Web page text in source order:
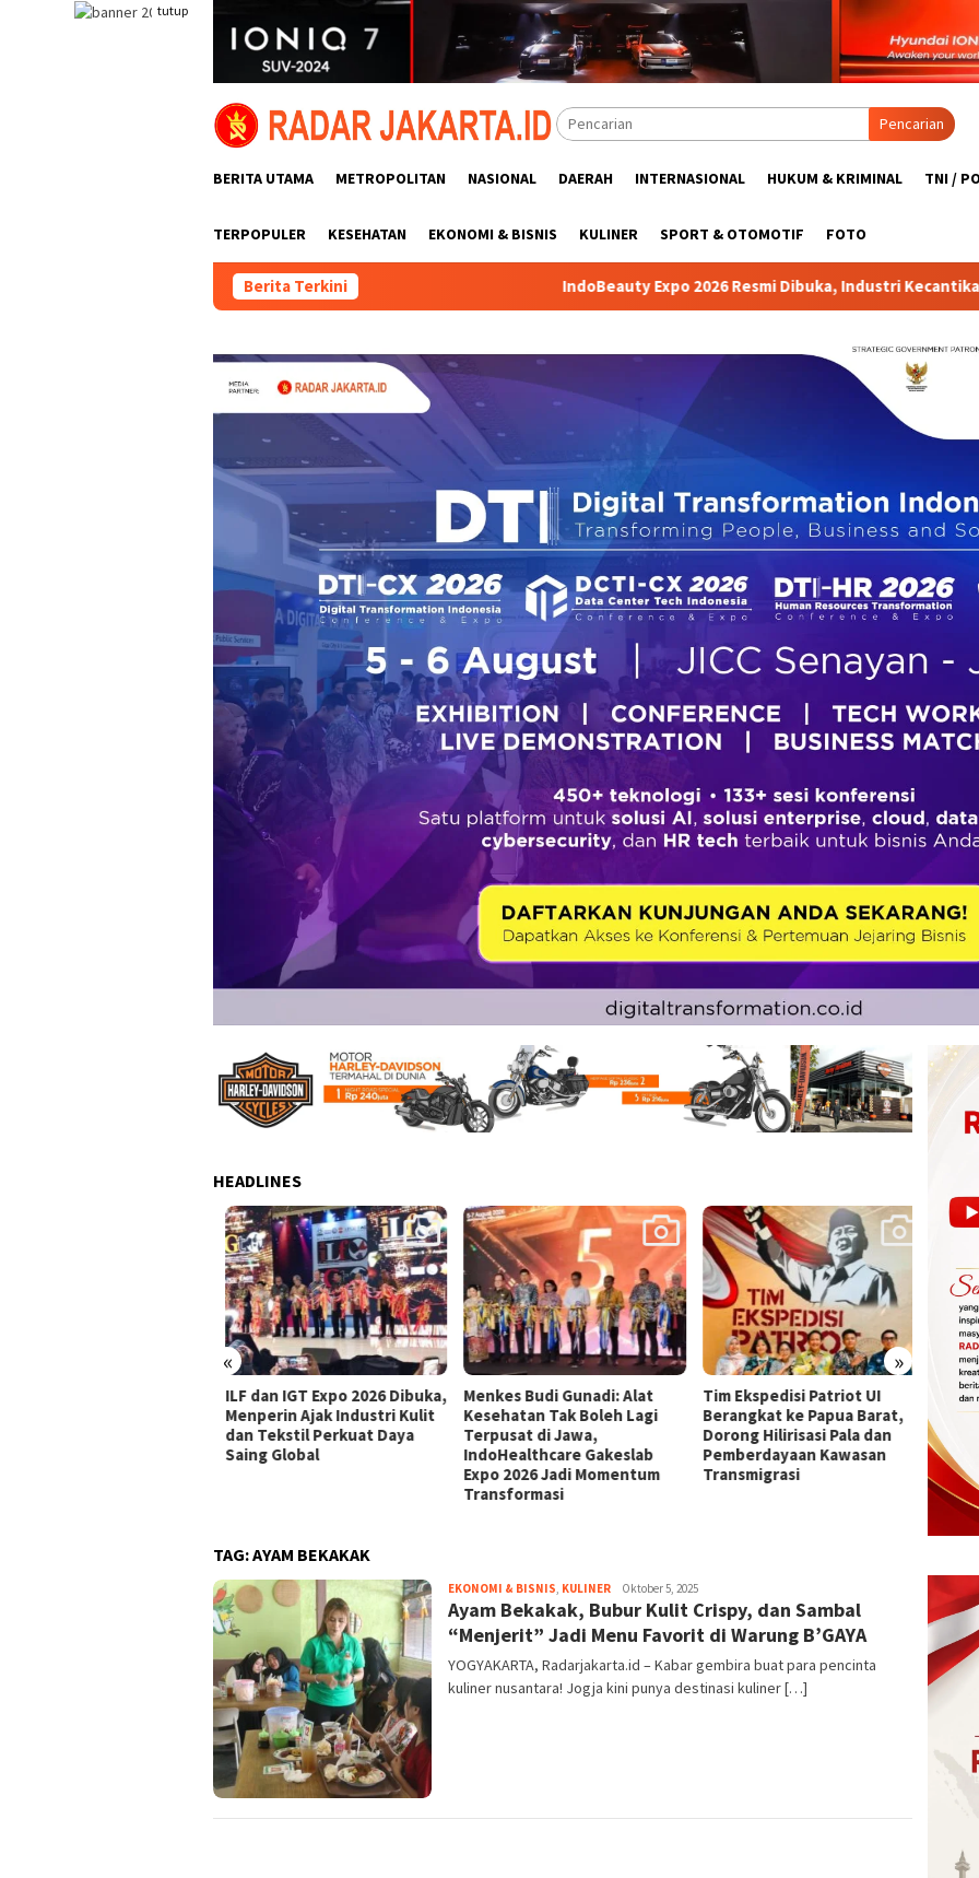
tutup
Pencarian
BERITA UTAMA METROPOLITAN NASIONAL DAERAH INTERNASIONAL HUKUM & KRIMINAL TNI /
TERPOPULER KESEHATAN EKONOMI & BISNIS KULINER SPORT & OTOMOTIF FOTO
Berita Terkini IndoBeauty Expo 2026 Resmi Dibuka, Industri Kecantikan Indonesia Bidik Pasar
HEADLINES
« »
ILF dan IGT Expo 2026 Dibuka,
Menperin Ajak Industri Kulit
dan Tekstil Perkuat Daya
Saing Global
Menkes Budi Gunadi: Alat
Kesehatan Tak Boleh Lagi
Terpusat di Jawa,
IndoHealthcare Gakeslab
Expo 2026 Jadi Momentum
Transformasi
Tim Ekspedisi Patriot UI
Berangkat ke Papua Barat,
Dorong Hilirisasi Pala dan
Pemberdayaan Kawasan
Transmigrasi
Bersih
TAG:AYAM BEKAKAK
EKONOMI & BISNIS KULINER ekaOktober 5, 2025
Ayam Bekakak, Bubur Kulit Crispy, dan Sambal
“Menjerit” Jadi Menu Favorit di Warung B’GAYA
YOGYAKARTA, Radarjakarta.id – Kabar gembira buat para pencinta
kuliner nusantara! Jogja kini punya destinasi kuliner […]